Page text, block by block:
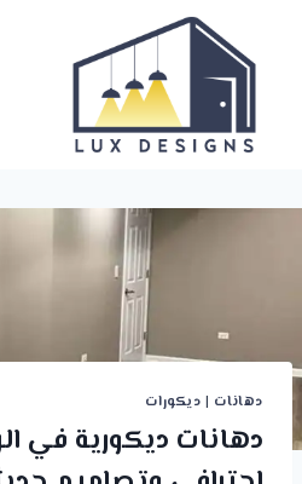
المحتوى
دهانات | ديكورات
دهانات ديكورية في